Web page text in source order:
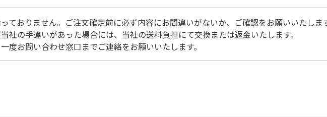
ておりません。ご注文確定前に必ず内容にお間違いがないか、ご確認をお願いいたしま
社の手違いがあった場合には、当社の送料負担にて交換または返金いたします。
度お問い合わせ窓口までご連絡をお願いいたします。